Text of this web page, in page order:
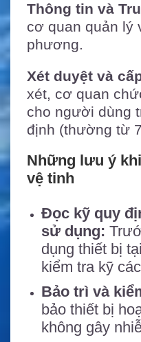
Thông tin và
cơ quan quản lý
phương.
Xét duyệt và
xét, cơ quan
cho người dùng
định (thường từ
Những lưu ý
vệ tinh
Đọc kỹ quy
sử dụng:
dụng thiết bị
kiểm tra kỹ
Bảo trì và
bảo thiết bị
không gây